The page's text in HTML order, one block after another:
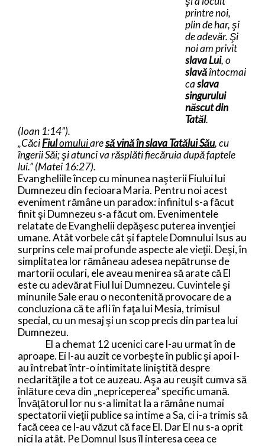
printre noi,
plin de har, şi
de adevăr. Şi
noi am privit
slava Lui, o
slavăîntocmai
caslava
singurului
născut din
Tatăl.
(Ioan 1:14”).
„CăciFiulomuluiaresă vină în slava Tatălui Său, cu
îngerii Săi; şi atunci va răsplăti fiecăruia după faptele
lui.” (Matei 16:27).
Evangheliile încep cu minunea naşterii Fiului lui
Dumnezeu din fecioara Maria. Pentru noi acest
eveniment rămâne un paradox: infinitul s-a făcut
finit şi Dumnezeu s-a făcut om. Evenimentele
relatate de Evanghelii depăşesc puterea invenţiei
umane. Atât vorbele cât şi faptele Domnului Isus au
surprins cele mai profunde aspecte ale vieţii. Deşi, în
simplitatea lor rămâneau adesea nepătrunse de
martorii oculari, ele aveau menirea să arate că El
este cu adevărat Fiul lui Dumnezeu. Cuvintele şi
minunile Sale erau o necontenită provocare de a
concluziona că te afli în faţa lui Mesia, trimisul
special, cu un mesaj şi un scop precis din partea lui
Dumnezeu.
El a chemat 12 ucenici care l-au urmat în de
aproape. Ei l-au auzit ce vorbeşte în public şi apoi l-
au întrebat într-o intimitate liniştită despre
neclarităţile a tot ce auzeau. Aşa au reuşit cumva să
înlăture ceva din „nepriceperea” specific umană.
Învăţătorul lor nu s-a limitat la a rămâne numai
spectatorii vieţii publice sa intime a Sa, ci i-a trimis să
facă ceea ce l-au văzut că face El. Dar El nu s-a oprit
nici la atât. Pe Domnul Isus îl interesa ceea ce